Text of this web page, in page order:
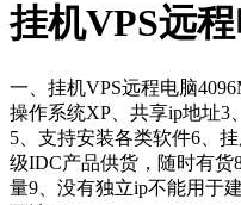
挂机VPS远
一、挂机VPS远程电脑
操作系统XP、共享ip地址3
5、支持安装各类软件6、
级IDC产品供货，随时有
量9、没有独立ip不能用于